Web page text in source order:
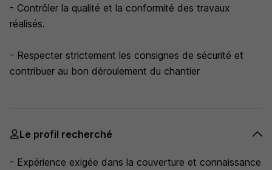
- Contrôler la qualité et la conformité des travaux
réalisés.
- Respecter strictement les consignes de sécurité et
contribuer au bon déroulement du chantier
Le profil recherché
- Expérience exigée dans la couverture et connaissance